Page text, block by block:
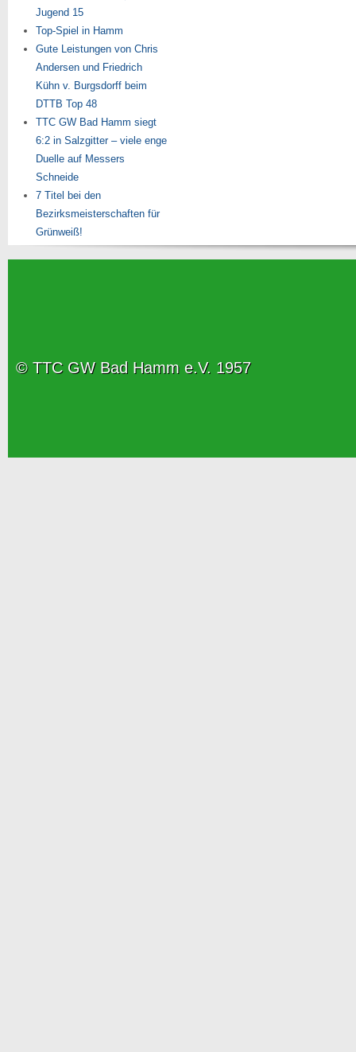
Jugend 15
Top-Spiel in Hamm
Gute Leistungen von Chris
Andersen und Friedrich
Kühn v. Burgsdorff beim
DTTB Top 48
TTC GW Bad Hamm siegt
6:2 in Salzgitter – viele enge
Duelle auf Messers
Schneide
7 Titel bei den
Bezirksmeisterschaften für
Grünweiß!
© TTC GW Bad Hamm e.V. 1957